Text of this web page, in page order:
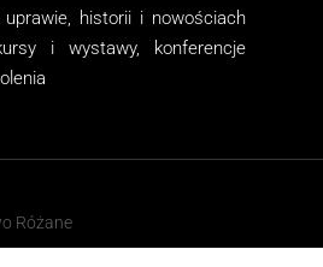
historii i nowościach
i wystawy, konferencje
Różane